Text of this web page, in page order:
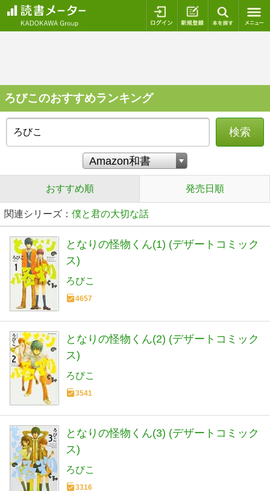
ログイン 新規登録
ろびこのおすすめランキング
検索
おすすめ順 発売日順
関連シリーズ： 僕と君の大切な話
となりの怪物くん(1) (デザートコミック
ス)
ろびこ
4657
となりの怪物くん(2) (デザートコミック
ス)
ろびこ
3541
となりの怪物くん(3) (デザートコミック
ス)
ろびこ
3316